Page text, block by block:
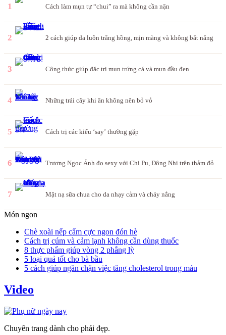
1 Cách làm mụn tự “chui” ra mà không cần nặn
2 2 cách giúp da luôn trắng hồng, mịn màng và không bắt nắng
3 Công thức giúp đặc trị mụn trứng cá và mụn đầu đen
4 Những trái cây khi ăn không nên bỏ vỏ
5 Cách trị các kiểu ‘say’ thường gặp
6 Trương Ngọc Ánh đọ sexy với Chi Pu, Đông Nhi trên thảm đỏ
7 Mặt nạ sữa chua cho da nhạy cảm và cháy nắng
Món ngon
Chè xoài nếp cẩm cực ngon đón hè
Cách trị cúm và cảm lạnh không cần dùng thuốc
8 thực phẩm giúp vòng 2 phẳng lỳ
5 loại quả tốt cho bà bầu
5 cách giúp ngăn chặn việc tăng cholesterol trong máu
Video
Chuyên trang dành cho phái đẹp.